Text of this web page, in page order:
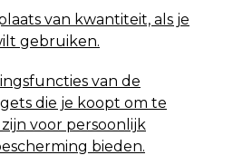
van kwantiteit, als je
gebruiken.
van de
die je koopt om te
voor persoonlijk
bieden.